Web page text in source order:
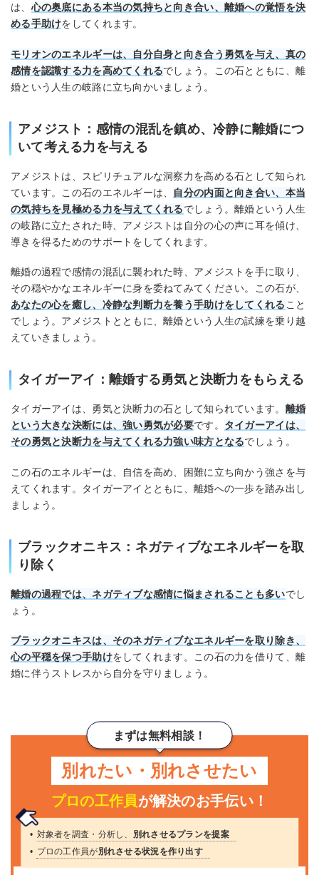
は、 心の奥底にある本当の気持ちと向き合い、離婚への覚悟を決
める手助けをしてくれます。
モリオンのエネルギーは、自分自身と向き合う勇気を与え、真の
感情を認識する力を高めてくれるでしょう。この石とともに、離
婚という人生の岐路に立ち向かいましょう。
アメジスト：感情の混乱を鎮め、冷静に離婚につ
いて考える力を与える
アメジストは、スピリチュアルな洞察力を高める石として知られ
ています。この石のエネルギーは、 自分の内面と向き合い、本当
の気持ちを見極める力を与えてくれるでしょう。離婚という人生
の岐路に立たされた時、アメジストは自分の心の声に耳を傾け、
導きを得るためのサポートをしてくれます。
離婚の過程で感情の混乱に襲われた時、アメジストを手に取り、
その穏やかなエネルギーに身を委ねてみてください。この石が、
あなたの心を癒し、冷静な判断力を養う手助けをしてくれる こと
でしょう。アメジストとともに、離婚という人生の試練を乗り越
えていきましょう。
タイガーアイ：離婚する勇気と決断力をもらえる
タイガーアイは、勇気と決断力の石として知られています。 離婚
という大きな決断には、強い勇気が必要です。 タイガーアイは、
その勇気と決断力を与えてくれる力強い味方となるでしょう。
この石のエネルギーは、自信を高め、困難に立ち向かう強さを与
えてくれます。タイガーアイとともに、離婚への一歩を踏み出し
ましょう。
ブラックオニキス：ネガティブなエネルギーを取
り除く
離婚の過程では、ネガティブな感情に悩まされることも多いでし
ょう。
ブラックオニキスは、そのネガティブなエネルギーを取り除き、
心の平穏を保つ手助けをしてくれます。この石の力を借りて、離
婚に伴うストレスから自分を守りましょう。
まずは無料相談！
別れたい・別れさせたい
プロの工作員が解決のお手伝い！
対象者を調査・分析し、 別れさせるプランを提案
プロの工作員が別れさせる状況を作り出す